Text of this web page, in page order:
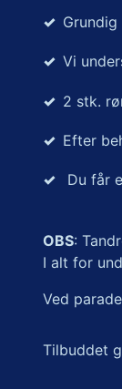
Vi
2 stk.
Efter
Du får
OBS:
I alt for
Ved
Tilbuddet